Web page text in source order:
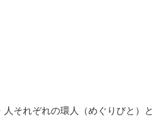
それぞれの環人（めぐりびと）と